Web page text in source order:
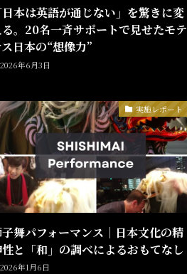
日本は英語が通じない」を驚きに変
る。20名一斉サポートで見せたモテ
日本の“想像力”
2026年6月3日
実施レポート
舞パフォーマンス｜日本文化の精
と「和」の調べによるおもてなし
2026年1月6日